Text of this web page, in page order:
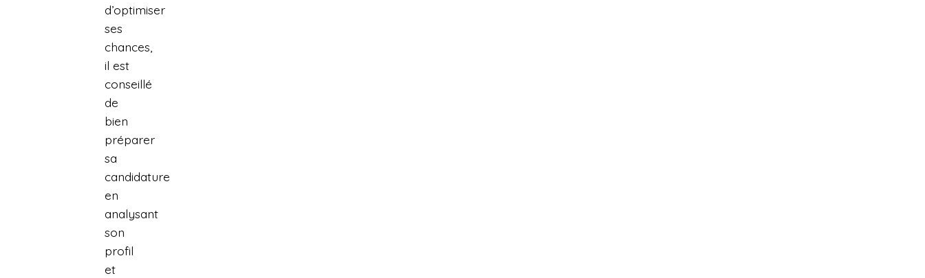
d’optimiser
ses
chances,
il est
conseillé
de
bien
préparer
sa
candidature
en
analysant
son
profil
et